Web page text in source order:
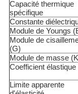
Capacité thermique
spécifique
Constante
Module de Youngs
Module de
(G)
Module de masse
Coefficient élastique
Limite apparente